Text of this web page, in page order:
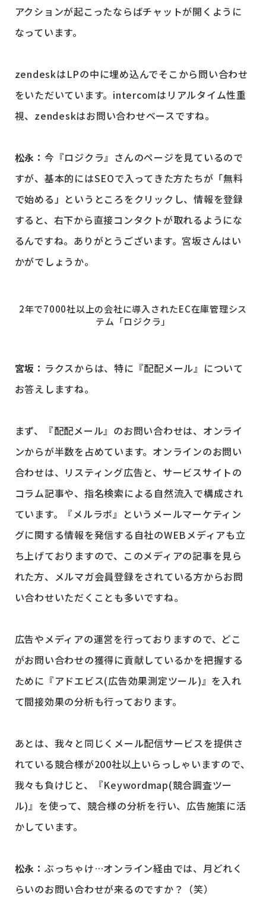
アクションが起こったならばチャットが開くように
なっています。
zendeskはLPの中に埋め込んでそこから問い合わせ
をいただいています。intercomはリアルタイム性重
視、zendeskはお問い合わせベースですね。
松永： 今『ロジクラ』さんのページを見ているので
すが、基本的にはSEOで入ってきた方たちが「無料
で始める」というところをクリックし、情報を登録
すると、右下から直接コンタクトが取れるようにな
るんですね。ありがとうございます。宮坂さんはい
かがでしょうか。
2年で7000社以上の会社に導入されたEC在庫管理シス
テム「ロジクラ」
宮坂： ラクスからは、特に『配配メール』について
お答えしますね。
まず、『配配メール』のお問い合わせは、オンライ
ンからが半数を占めています。オンラインのお問い
合わせは、リスティング広告と、サービスサイトの
コラム記事や、指名検索による自然流入で構成され
ています。『メルラボ』というメールマーケティン
グに関する情報を発信する自社のWEBメディアも立
ち上げておりますので、このメディアの記事を見ら
れた方、メルマガ会員登録をされている方からお問
い合わせいただくことも多いですね。
広告やメディアの運営を行っておりますので、どこ
がお問い合わせの獲得に貢献しているかを把握する
ために『アドエビス(広告効果測定ツール)』を入れ
て間接効果の分析も行っております。
あとは、我々と同じくメール配信サービスを提供さ
れている競合様が200社以上いらっしゃいますので、
我々も負けじと、『Keywordmap(競合調査ツー
ル)』を使って、競合様の分析を行い、広告施策に活
かしています。
松永： ぶっちゃけ…オンライン経由では、月どれく
らいのお問い合わせが来るのですか？（笑）